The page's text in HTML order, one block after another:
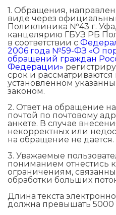
1. Обращения,
виде через
Поликлиника №43 г. Уфа,
канцелярию ГБУЗ РБ
в соответствии с
2006 года №59-ФЗ «О
обращений граждан
Федерации»
срок и рассматриваются
установленном
законом.
2. Ответ на обращение
почтой по почтовому
анкете. В случае
некорректных или
на обращение не дается.
3. Уважаемые
пониманием отнестись
ограничениям,
обработки больших
Длина текста
должна превышать 5000